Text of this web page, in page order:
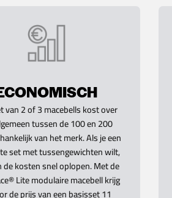
van 2 of 3 macebells kost over
tussen de 100 en 200
van het merk. Als je een
set met tussengewichten wilt,
de kosten snel oplopen. Met de
Lite modulaire macebell krijg
de prijs van een basisset 11